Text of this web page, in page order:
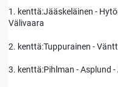
1. kenttä:Jääskeläinen -
Välivaara
2. kenttä:Tuppurainen -
3. kenttä:Pihlman - Asplund